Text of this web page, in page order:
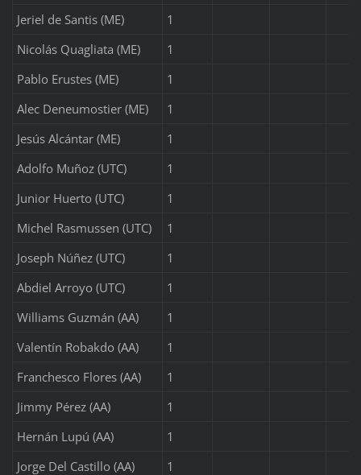
Jeriel de Santis (ME)
1
Nicolás Quagliata (ME)
1
Pablo Erustes (ME)
1
Alec Deneumostier (ME)
1
Jesús Alcántar (ME)
1
Adolfo Muñoz (UTC)
1
Junior Huerto (UTC)
1
Michel Rasmussen (UTC)
1
Joseph Núñez (UTC)
1
Abdiel Arroyo (UTC)
1
Williams Guzmán (AA)
1
Valentín Robakdo (AA)
1
Franchesco Flores (AA)
1
Jimmy Pérez (AA)
1
Hernán Lupú (AA)
1
Jorge Del Castillo (AA)
1